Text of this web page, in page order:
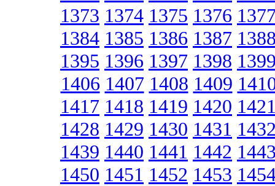
1373 1374 1375 1376
1384 1385 1386 1387
1395 1396 1397 1398
1406 1407 1408 1409
1417 1418 1419 1420
1428 1429 1430 1431
1439 1440 1441 1442
1450 1451 1452 1453